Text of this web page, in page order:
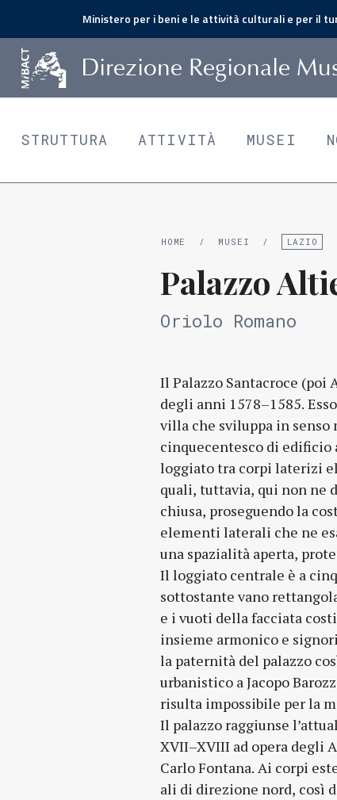
Ministero per i beni e le attività culturali e per il
Direzione Regionale M
STRUTTURA ATTIVITÀ MUSEI
HOME / MUSEI / LAZIO
Palazzo
Oriolo Romano
Il Palazzo Santacroce
degli anni 1578–1585.
villa che sviluppa in
cinquecentesco di edificio
loggiato tra corpi laterizi
quali, tuttavia, qui non ne
chiusa, proseguendo la
elementi laterali che ne
una spazialità aperta,
Il loggiato centrale è a
sottostante vano
e i vuoti della facciata
insieme armonico e
la paternità del palazzo
urbanistico a Jacopo
risulta impossibile per la
Il palazzo raggiunse
XVII–XVIII ad opera degli
Carlo Fontana. Ai corpi
ali di direzione nord, così